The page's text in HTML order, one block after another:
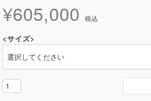
¥605,000 税込
<サイズ>